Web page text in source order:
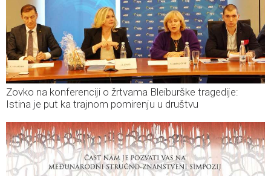
Zovko na konferenciji o žrtvama Bleiburške tragedije:
Istina je put ka trajnom pomirenju u društvu